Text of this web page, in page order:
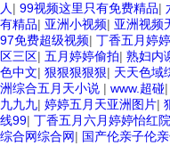
人 | 99视频这里只有免费精品|
有精品| 亚洲小视频| 亚洲视频
97免费超级视频| 丁香五月婷
区三区| 五月婷婷偷拍| 熟妇内
色中文| 狠狠狠狠狠| 天天色域
洲综合五月天小说 | www.超碰|
九九九| 婷婷五月天亚洲图片|
线99| 丁香五月六月婷婷怡红院
综合网综合网| 国产伦亲子伦